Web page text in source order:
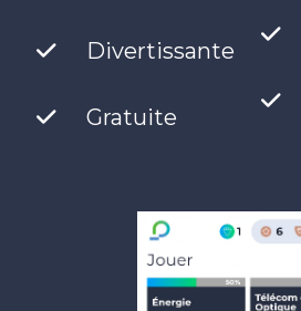
Divertissante
Gratuite